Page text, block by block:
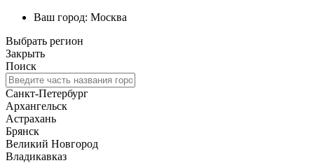
Ваш город: Москва
Выбрать регион
Закрыть
Поиск
Санкт-Петербург
Архангельск
Астрахань
Брянск
Великий Новгород
Владикавказ